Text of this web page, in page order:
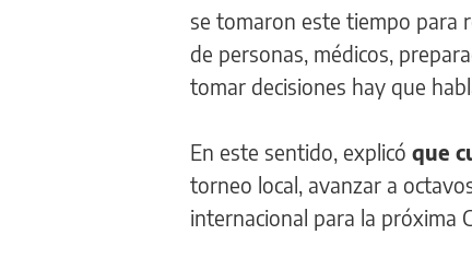
se tomaron este tiempo para
de personas, médicos,
tomar decisiones hay que
En este sentido, explicó que
torneo local, avanzar a
internacional para la próxima